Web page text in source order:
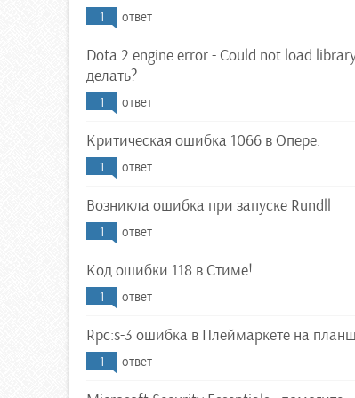
1 ответ
Dota 2 engine error - Could not load
делать?
1 ответ
Критическая ошибка 1066 в Опере.
1 ответ
Возникла ошибка при запуске Rundll
1 ответ
Код ошибки 118 в Стиме!
1 ответ
Rpc:s-3 ошибка в Плеймаркете на
1 ответ